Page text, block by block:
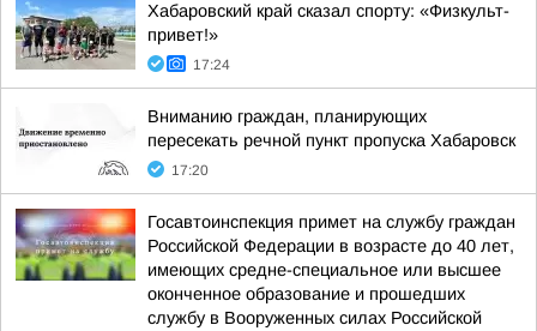
Хабаровский край сказал спорту: «Физкульт-
привет!»
17:24
Вниманию граждан, планирующих
пересекать речной пункт пропуска Хабаровск
17:20
Госавтоинспекция примет на службу граждан
Российской Федерации в возрасте до 40 лет,
имеющих средне-специальное или высшее
оконченное образование и прошедших
службу в Вооруженных cилах Российской